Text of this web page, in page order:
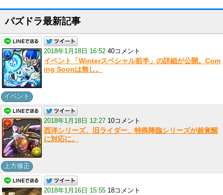
パズドラ最新記事
2018年1月18日 16:52 40コメント
イベント「Winterスペシャル前半」の詳細が公開。Com
ing Soonは無し。
イベント
2018年1月18日 12:27 10コメント
西洋シリーズ、旧ライダー、特殊降臨シリーズが超覚醒
に対応に。
上方修正
2018年1月16日 15:55 18コメント